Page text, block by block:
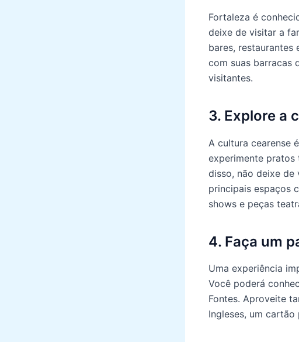
Fortaleza é
deixe de visitar a
bares, restaurantes
com suas barracas
visitantes.
3. Explore a
A cultura cearense
experimente pratos
disso, não deixe
principais espaços
shows e peças
4. Faça um
Uma experiência
Você poderá
Fontes. Aproveite
Ingleses, um